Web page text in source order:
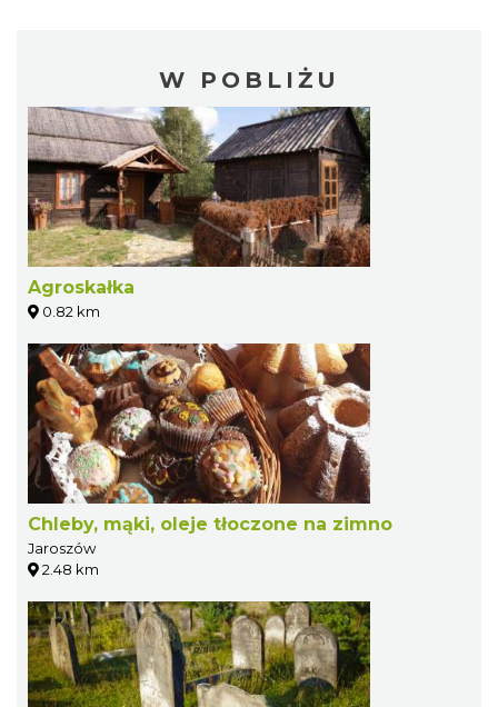
W POBLIŻU
Agroskałka
0.82 km
Chleby, mąki, oleje tłoczone na zimno
Jaroszów
2.48 km